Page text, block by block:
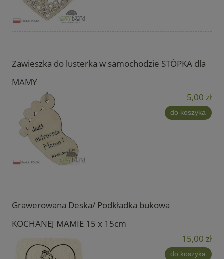
Zawieszka do lusterka w samochodzie STÓPKA dla
MAMY
5,00 zł
do koszyka
Grawerowana Deska/ Podkładka bukowa
KOCHANEJ MAMIE 15 x 15cm
15,00 zł
do koszyka